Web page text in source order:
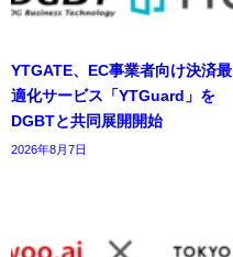
YTGATE、EC事業者向け決済最
適化サービス「YTGuard」を
DGBTと共同展開開始
2026年8月7日